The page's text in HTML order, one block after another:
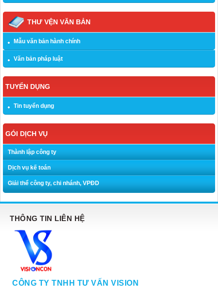
THƯ VỆN VĂN BẢN
Mẫu văn bản hành chính
Văn bản pháp luật
TUYỂN DỤNG
Tin tuyển dụng
GÓI DỊCH VỤ
Thành lập công ty
Dịch vụ kế toán
Giải thể công ty, chi nhánh, VPĐD
THÔNG TIN LIÊN HỆ
CÔNG TY TNHH TƯ VẤN VISION